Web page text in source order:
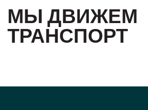
МЫ ДВИЖЕМ
ТРАНСПОРТ